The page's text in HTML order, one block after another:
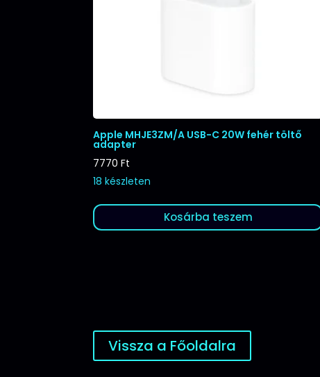
Apple MHJE3ZM/A USB-C 20W fehér töltő
adapter
7770Ft
18 készleten
Kosárba teszem
Vissza a Főoldalra